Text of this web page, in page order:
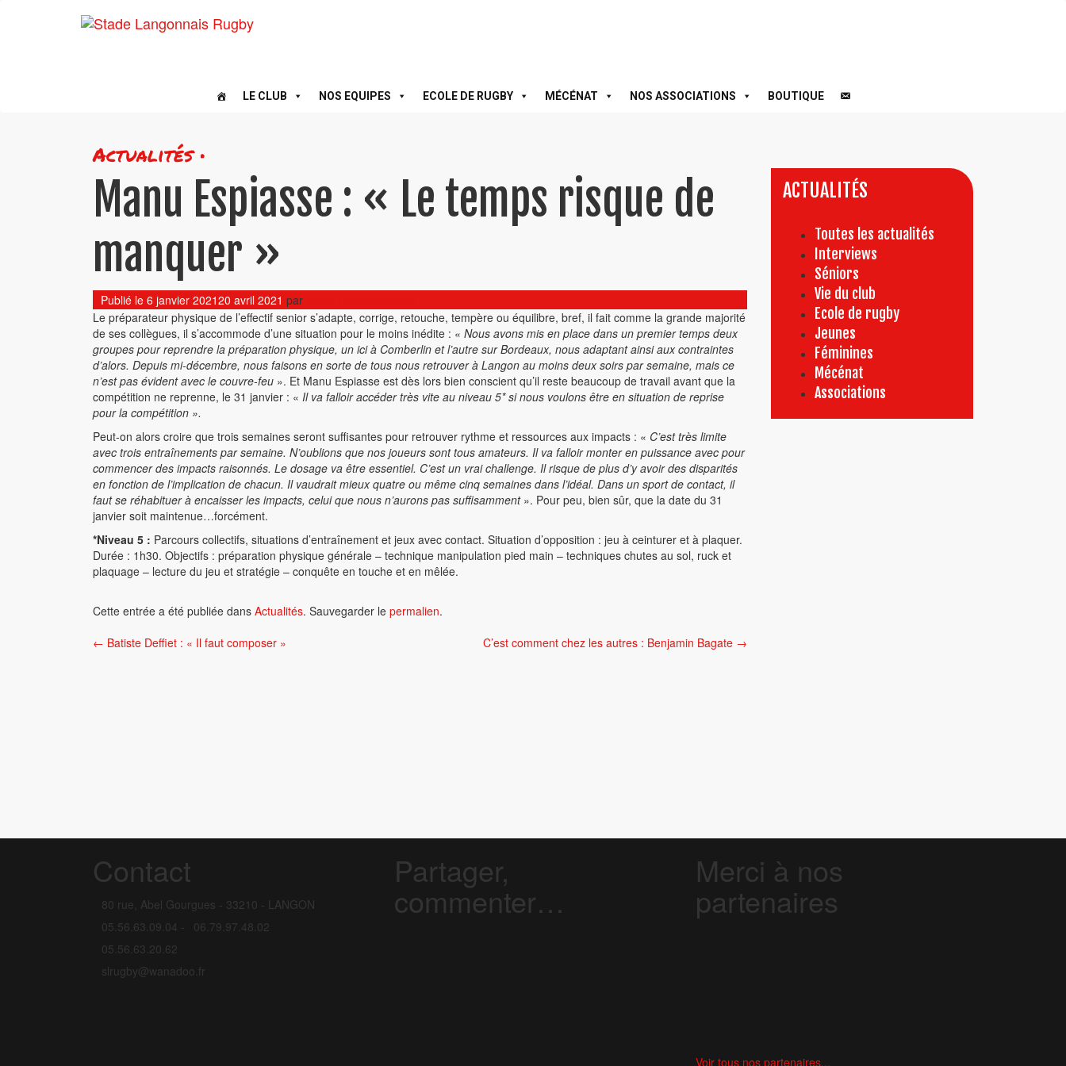
LE CLUB NOS EQUIPES ECOLE DE RUGBY MÉCÉNAT NOS ASSOCIATIONS BOUTIQUE
Actualités •
Manu Espiasse : « Le temps risque de
manquer »
Publié le 6 janvier 202120 avril 2021 par
Le préparateur physique de l’effectif senior s’adapte, corrige, retouche, tempère ou équilibre, bref, il fait comme la grande majorité
de ses collègues, il s’accommode d’une situation pour le moins inédite : « Nous avons mis en place dans un premier temps deux
groupes pour reprendre la préparation physique, un ici à Comberlin et l’autre sur Bordeaux, nous adaptant ainsi aux contraintes
d’alors. Depuis mi-décembre, nous faisons en sorte de tous nous retrouver à Langon au moins deux soirs par semaine, mais ce
n’est pas évident avec le couvre-feu ». Et Manu Espiasse est dès lors bien conscient qu’il reste beaucoup de travail avant que la
compétition ne reprenne, le 31 janvier : « Il va falloir accéder très vite au niveau 5* si nous voulons être en situation de reprise
pour la compétition ».
Peut-on alors croire que trois semaines seront suffisantes pour retrouver rythme et ressources aux impacts : « C’est très limite
avec trois entraînements par semaine. N’oublions que nos joueurs sont tous amateurs. Il va falloir monter en puissance avec pour
commencer des impacts raisonnés. Le dosage va être essentiel. C’est un vrai challenge. Il risque de plus d’y avoir des disparités
en fonction de l’implication de chacun. Il vaudrait mieux quatre ou même cinq semaines dans l’idéal. Dans un sport de contact, il
faut se réhabituer à encaisser les impacts, celui que nous n’aurons pas suffisamment». Pour peu, bien sûr, que la date du 31
janvier soit maintenue…forcément.
*Niveau 5 : Parcours collectifs, situations d’entraînement et jeux avec contact. Situation d’opposition : jeu à ceinturer et à plaquer.
Durée : 1h30. Objectifs : préparation physique générale – technique manipulation pied main – techniques chutes au sol, ruck et
plaquage – lecture du jeu et stratégie – conquête en touche et en mêlée.
Cette entrée a été publiée dans Actualités. Sauvegarder le permalien.
Navigation
de
← Batiste Deffiet : « Il faut composer » C’est comment chez les autres : Benjamin Bagate →
ACTUALITÉS
Toutes les actualités
Interviews
Séniors
Vie du club
Ecole de rugby
Jeunes
Féminines
Mécénat
Associations
Contact
80 rue, Abel Gourgues - 33210 - LANGON
05.56.63.09.04 -
06.79.97.48.02
05.56.63.20.62
slrugby@wanadoo.fr
Partager,
commenter…
Merci à nos
partenaires
Voir tous nos partenaires...